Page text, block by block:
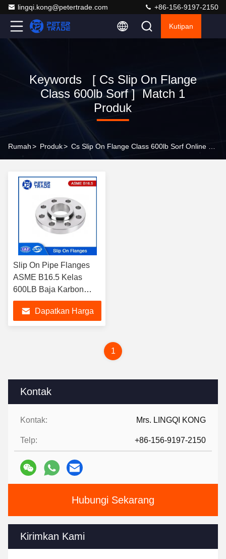
lingqi.kong@petertrade.com +86-156-9197-2150
Kutipan
Keywords [ Cs Slip On Flange
Class 600lb Sorf ] Match 1
Produk
Rumah> Produk>
Kontak
Kontak: Mrs. LINGQI KONG
Telp: +86-156-9197-2150
Hubungi Sekarang
Kirimkan Kami
Slip On Pipe Flanges
ASME B16.5 Kelas
600LB Baja Karbon
A105 SORF Untuk
Industri Kimia dan
Petrokimia
Dapatkan Harga
1